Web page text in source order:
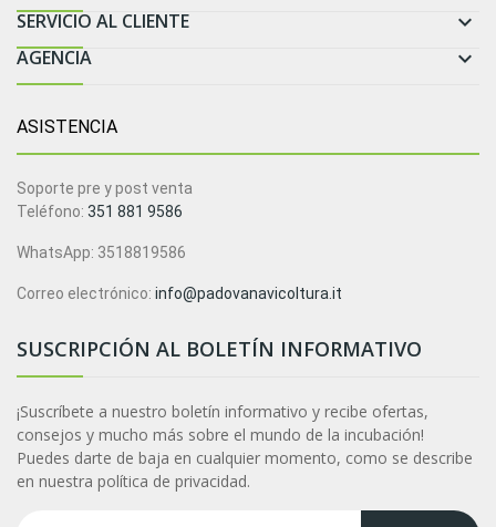
SERVICIO AL CLIENTE 
AGENCIA 
ASISTENCIA
Soporte pre y post venta
Teléfono: 351 881 9586
WhatsApp: 3518819586
Correo electrónico: info@padovanavicoltura.it
SUSCRIPCIÓN AL BOLETÍN INFORMATIVO
¡Suscríbete a nuestro boletín informativo y recibe ofertas,
consejos y mucho más sobre el mundo de la incubación!
Puedes darte de baja en cualquier momento, como se describe
en nuestra política de privacidad.